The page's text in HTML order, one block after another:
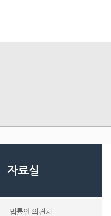
자료실
법률안 의견서